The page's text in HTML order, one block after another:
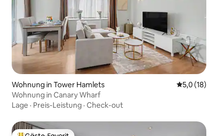
Wohnung in Tower Hamlets
5,0 (18)
Wohnung in Canary Wharf
Lage · Preis-Leistung · Check-out